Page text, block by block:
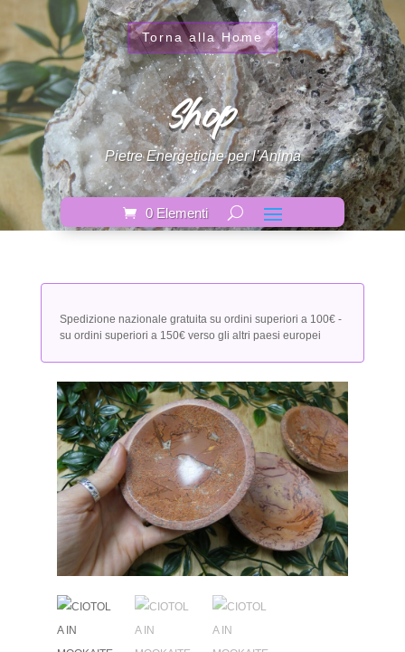
Torna alla Home
Shop
Pietre Energetiche per l’Anima
0 Elementi
Spedizione nazionale gratuita su ordini superiori a 100€ -
su ordini superiori a 150€ verso gli altri paesi europei